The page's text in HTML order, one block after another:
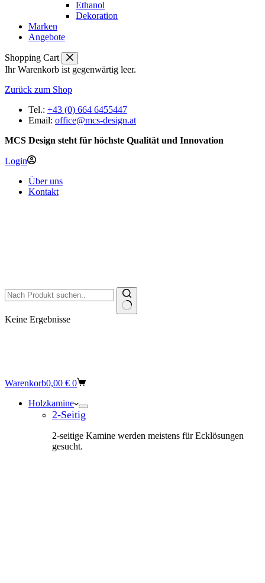
Ethanol
Dekoration
Marken
Angebote
Shopping Cart
Ihr Warenkorb ist gegenwärtig leer.
Zurück zum Shop
Tel.: +43 (0) 664 6455447
Email: office@mcs-design.at
MCS Design steht für höchste Qualität und Innovation
Login
Über uns
Kontakt
Keine Ergebnisse
Warenkorb0,00 € 0
Holzkamine
2-Seitig
2-seitige Kamine werden meistens für Ecklösungen
gesucht.